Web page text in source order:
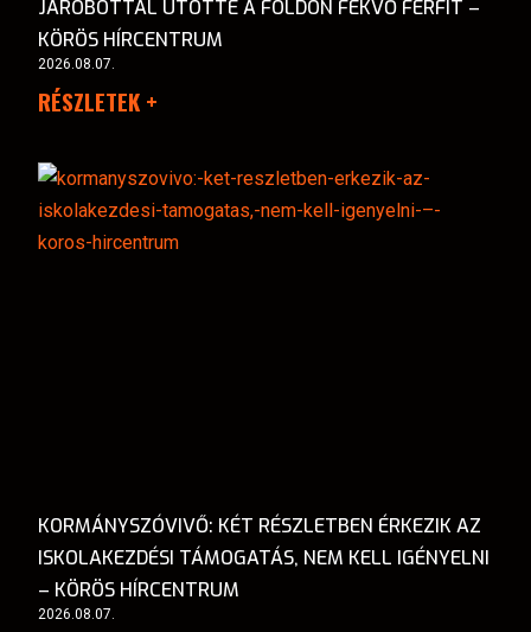
JÁRÓBOTTAL ÜTÖTTE A FÖLDÖN FEKVŐ FÉRFIT –
KÖRÖS HÍRCENTRUM
2026.08.07.
RÉSZLETEK +
KORMÁNYSZÓVIVŐ: KÉT RÉSZLETBEN ÉRKEZIK AZ
ISKOLAKEZDÉSI TÁMOGATÁS, NEM KELL IGÉNYELNI
– KÖRÖS HÍRCENTRUM
2026.08.07.